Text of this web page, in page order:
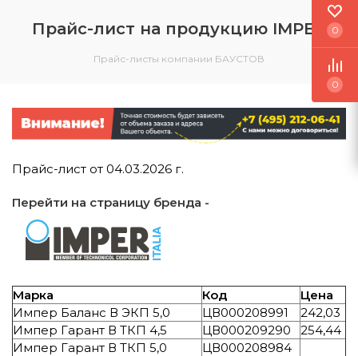
Прайс-лист на продукцию IMPER
Прайс-листы компании БАУСТОВ
Прайс-лист от 04.03.2026 г.
Перейти на страницу бренда -
Марка Код
Цена
Импер Баланс В ЭКП 5,0
ЦВ000208991
242,03
Импер Гарант В ТКП 4,5
ЦВ000209290
254,44
Импер Гарант В ТКП 5,0
ЦВ000208984
0
0